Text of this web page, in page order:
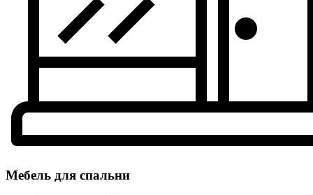
Мебель для спальни